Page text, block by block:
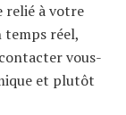
relié à votre
temps réel,
vous-
et plutôt